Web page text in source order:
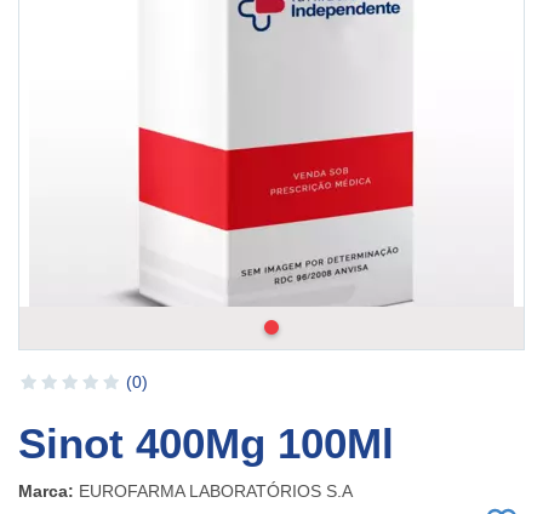
(0)
Sinot 400Mg 100Ml
Marca: EUROFARMA LABORATÓRIOS S.A